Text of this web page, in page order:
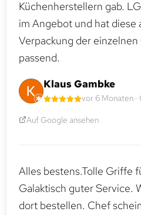
Küchenherstellern gab.
im Angebot und hat diese
Verpackung der
passend.
Klaus Gambke
vor 6 Monaten ·
Auf Google ansehen
Alles bestens.Tolle Griffe
Galaktisch guter Service.
dort bestellen. Chef